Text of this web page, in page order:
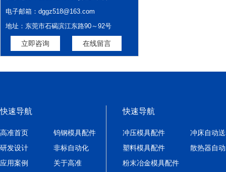
电子邮箱：dggz518@163.com
地址：东莞市石碣滨江东路90～92号
立即咨询 在线留言
快速导航
高准首页
钨钢模具配件
研发设计
非标自动化
应用案例
关于高准
快速导航
冲压模具配件
冲床自动
塑料模具配件
散热器自
粉末冶金模具配件